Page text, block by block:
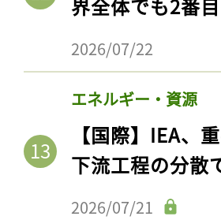
界全体でも2番
2026/07/22
エネルギー・資源
【国際】IEA、
下流工程の分散
2026/07/21
記事をお
ロ